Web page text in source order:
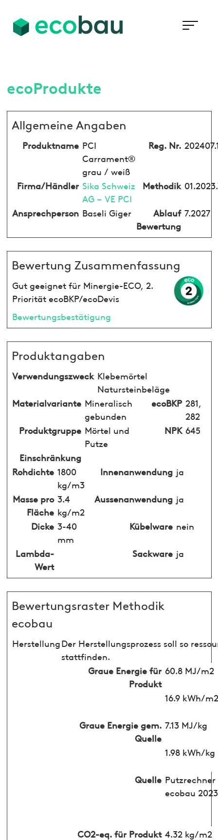
ecoProdukte
Allgemeine Angaben
Produktname PCI
Carrament®
grau / weiß
Reg. Nr.
Firma/Händler Sika Schweiz
AG – VE PCI
Methodik
Ansprechperson Baseli Giger
Ablauf
Bewertung
7.2027
Bewertung Zusammenfassung
Gut geeignet für Minergie-ECO, 2.
Priorität ecoBKP/ecoDevis
Bewertungsbestätigung
Produktangaben
Verwendungszweck Klebemörtel
Natursteinbeläge
Materialvariante Mineralisch
gebunden
ecoBKP 281,
282
Produktgruppe Mörtel und
Putze
NPK 645
Einschränkung
Rohdichte 1800
kg/m3
Innenanwendung ja
Masse pro
Fläche
3.4
kg/m2
Aussenanwendung ja
Dicke 3-40
mm
Kübelware nein
Lambda-
Wert
Sackware ja
Bewertungsraster Methodik
ecobau
HerstellungDer Herstellungsprozess soll so
stattfinden.
Graue Energie für
Produkt
60.8 MJ/m2
16.9 kWh/m2
Graue Energie gem.
Quelle
7.13 MJ/kg
1.98 kWh/kg
Quelle Putzrechner
ecobau 2023
CO2-eq. für Produkt 4.32 kg/m2